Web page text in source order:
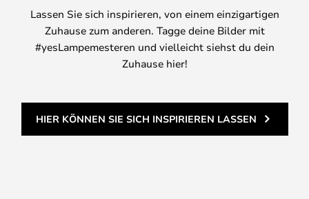
Lassen Sie sich inspirieren, von einem einzigartigen
Zuhause zum anderen. Tagge deine Bilder mit
#yesLampemesteren und vielleicht siehst du dein
Zuhause hier!
HIER KÖNNEN SIE SICH INSPIRIEREN LASSEN